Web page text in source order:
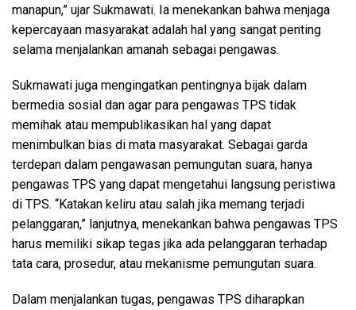
manapun,” ujar Sukmawati. Ia menekankan bahwa menjaga
kepercayaan masyarakat adalah hal yang sangat penting
selama menjalankan amanah sebagai pengawas.
Sukmawati juga mengingatkan pentingnya bijak dalam
bermedia sosial dan agar para pengawas TPS tidak
memihak atau mempublikasikan hal yang dapat
menimbulkan bias di mata masyarakat. Sebagai garda
terdepan dalam pengawasan pemungutan suara, hanya
pengawas TPS yang dapat mengetahui langsung peristiwa
di TPS. “Katakan keliru atau salah jika memang terjadi
pelanggaran,” lanjutnya, menekankan bahwa pengawas TPS
harus memiliki sikap tegas jika ada pelanggaran terhadap
tata cara, prosedur, atau mekanisme pemungutan suara.
Dalam menjalankan tugas, pengawas TPS diharapkan